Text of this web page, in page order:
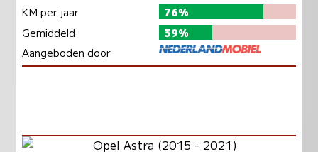
KM per jaar
76%
Gemiddeld
39%
Aangeboden door